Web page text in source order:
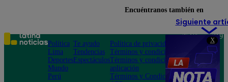
X
Siguiente
Encuéntranos también en
Política
Lima
Deportes
Mundo
Perú
Te ayudo
Tendencias
Espectáculos
Política de privacidad
Términos y condiciones
Términos y condiciones
aplicación
Términos y Condiciones
Teléfono: 219
Av. San
Felipe 968
Jesús María